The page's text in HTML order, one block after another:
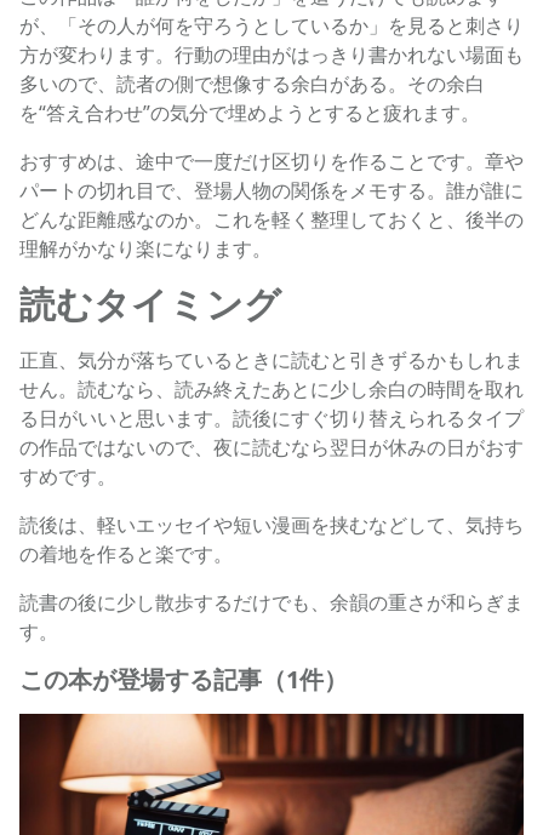
が、「その人が何を守ろうとしているか」を見ると刺さり
方が変わります。行動の理由がはっきり書かれない場面も
多いので、読者の側で想像する余白がある。その余白
を“答え合わせ”の気分で埋めようとすると疲れます。
おすすめは、途中で一度だけ区切りを作ることです。章や
パートの切れ目で、登場人物の関係をメモする。誰が誰に
どんな距離感なのか。これを軽く整理しておくと、後半の
理解がかなり楽になります。
読むタイミング
正直、気分が落ちているときに読むと引きずるかもしれま
せん。読むなら、読み終えたあとに少し余白の時間を取れ
る日がいいと思います。読後にすぐ切り替えられるタイプ
の作品ではないので、夜に読むなら翌日が休みの日がおす
すめです。
読後は、軽いエッセイや短い漫画を挟むなどして、気持ち
の着地を作ると楽です。
読書の後に少し散歩するだけでも、余韻の重さが和らぎま
す。
この本が登場する記事（1件）